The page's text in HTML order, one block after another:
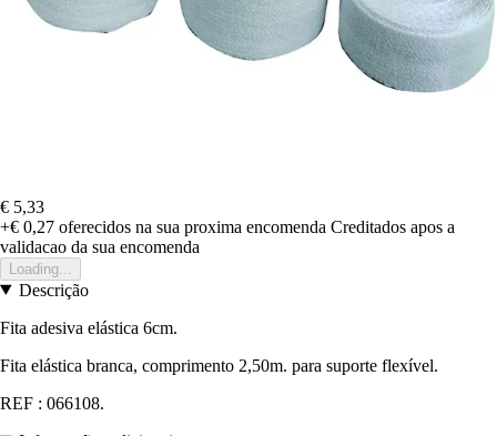
€ 5,33
+€ 0,27 oferecidos na sua proxima encomenda Creditados apos a
validacao da sua encomenda
Loading...
Descrição
Fita adesiva elástica 6cm.
Fita elástica branca, comprimento 2,50m. para suporte flexível.
REF : 066108.